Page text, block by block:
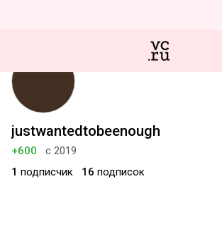
justwantedtobeenough
+600
с 2019
1 подписчик 16 подписок